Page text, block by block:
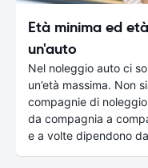
Età minima ed
un'auto
Nel noleggio auto ci
un’età massima. Non
compagnie di
da compagnia a
e a volte dipendono